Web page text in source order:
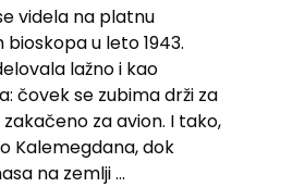
videla na platnu
u leto 1943.
lažno i kao
čovek se zubima drži za
zakačeno za avion. I tako,
Kalemegdana, dok
na zemlji